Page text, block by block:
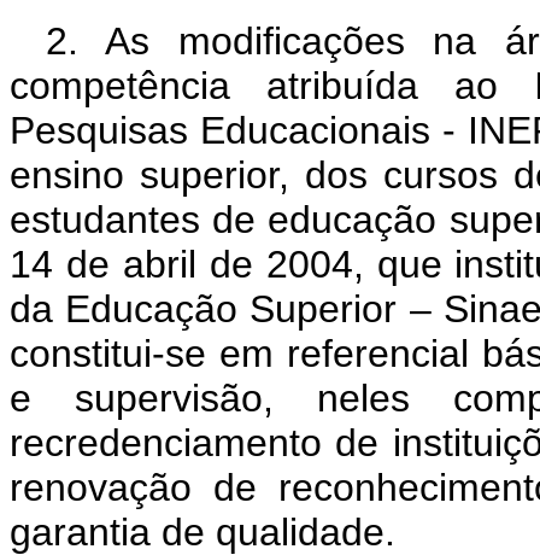
2. As modificações na
competência atribuída
Pesquisas Educacionais -
ensino superior, dos cursos
estudantes de educação
14 de abril de 2004, que
da Educação Superior –
constitui-se em referencial
e supervisão, neles
recredenciamento de
renovação de
garantia de qualidade.